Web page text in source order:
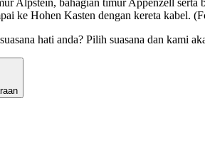
ke Hohen Kasten dengan kereta kabel.
hati anda? Pilih suasana dan kami